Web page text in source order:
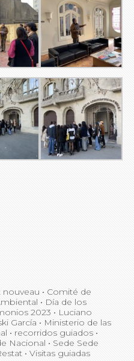
nouveau • Comité de
• Día de los
2023 • Luciano
García • Ministerio de las
• recorridos guiados •
Nacional • Sede Sede
• Visitas guiadas